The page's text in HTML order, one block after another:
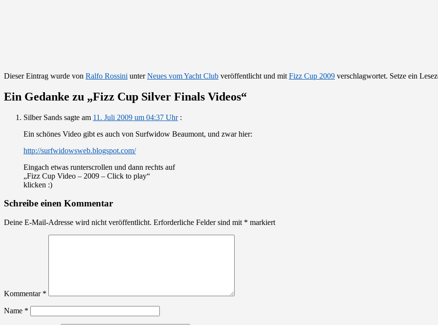
Dieser Eintrag wurde von Ralfo Rossini unterNeues vom Yacht Club veröffentlicht und mit Fizz Cup 2009 verschlagwortet. Setze ein
Ein Gedanke zu „Fizz Cup Silver Finals Videos“
Silber Sands sagte am 11. Juli 2009 um 04:37 Uhr :
Ein schönes Video gibt es auch von Surfwidow Beaumont, und zwar hier:
http://surfwidowsweb.blogspot.com/
Eingach etwas runterscrollen und dann rechts auf
„Fizz Cup Video – 2009 – Click to play“
klicken :)
Schreibe einen Kommentar
Deine E-Mail-Adresse wird nicht veröffentlicht. Erforderliche Felder sind mit * markiert
Kommentar *
Name *